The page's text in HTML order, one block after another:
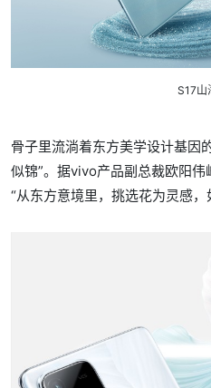
S17山
骨子里流淌着东方美学设计基因
似锦”。据vivo产品副总裁欧阳
“从东方意境里，挑选花为灵感，